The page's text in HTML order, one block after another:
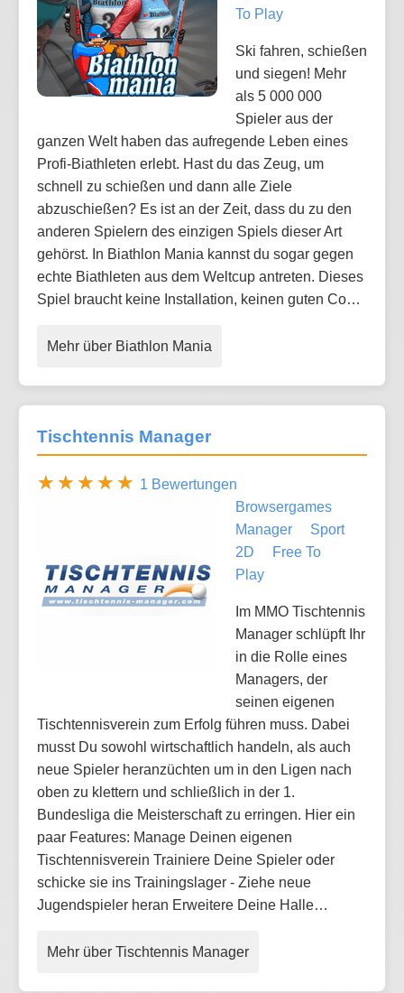
To Play
Ski fahren, schießen
und siegen! Mehr
als 5 000 000
Spieler aus der
ganzen Welt haben das aufregende Leben eines
Profi-Biathleten erlebt. Hast du das Zeug, um
schnell zu schießen und dann alle Ziele
abzuschießen? Es ist an der Zeit, dass du zu den
anderen Spielern des einzigen Spiels dieser Art
gehörst. In Biathlon Mania kannst du sogar gegen
echte Biathleten aus dem Weltcup antreten. Dieses
Spiel braucht keine Installation, keinen guten Co…
Mehr über Biathlon Mania
Tischtennis Manager
1 Bewertungen
Browsergames
Manager
Sport
2D
Free To
Play
Im MMO Tischtennis
Manager schlüpft Ihr
in die Rolle eines
Managers, der
seinen eigenen
Tischtennisverein zum Erfolg führen muss. Dabei
musst Du sowohl wirtschaftlich handeln, als auch
neue Spieler heranzüchten um in den Ligen nach
oben zu klettern und schließlich in der 1.
Bundesliga die Meisterschaft zu erringen. Hier ein
paar Features: Manage Deinen eigenen
Tischtennisverein Trainiere Deine Spieler oder
schicke sie ins Trainingslager - Ziehe neue
Jugendspieler heran Erweitere Deine Halle…
Mehr über Tischtennis Manager